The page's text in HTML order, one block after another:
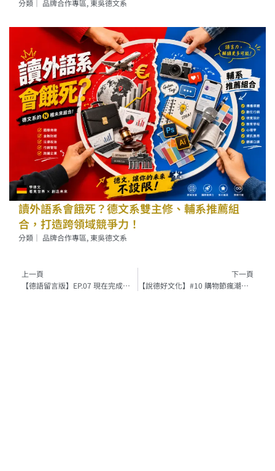
分類｜ 品牌合作專區,東吳德文系
讀外語系會餓死？德文系雙主修、輔系推薦組
合，打造跨領域競爭力！
分類｜ 品牌合作專區,東吳德文系
上一頁
【德語留言版】EP.07 現在完成式你搞懂了嗎？ #完成式句型結構
下一頁
【說德好文化】#10 購物節瘋潮，怎麼說？